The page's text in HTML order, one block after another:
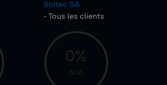
Soitec SA
- Tous les clients
0%
N/A